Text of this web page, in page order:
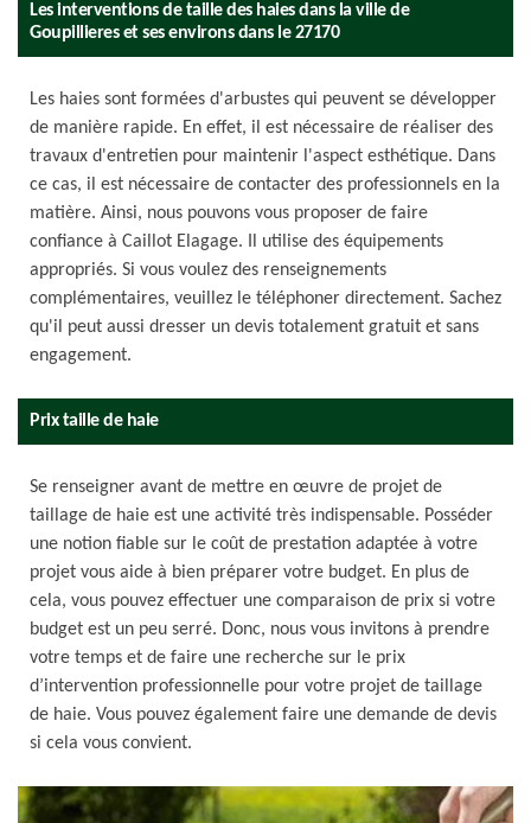
Les interventions de taille des haies dans la ville de
Goupillieres et ses environs dans le 27170
Les haies sont formées d'arbustes qui peuvent se développer
de manière rapide. En effet, il est nécessaire de réaliser des
travaux d'entretien pour maintenir l'aspect esthétique. Dans
ce cas, il est nécessaire de contacter des professionnels en la
matière. Ainsi, nous pouvons vous proposer de faire
confiance à Caillot Elagage. Il utilise des équipements
appropriés. Si vous voulez des renseignements
complémentaires, veuillez le téléphoner directement. Sachez
qu'il peut aussi dresser un devis totalement gratuit et sans
engagement.
Prix taille de haie
Se renseigner avant de mettre en œuvre de projet de
taillage de haie est une activité très indispensable. Posséder
une notion fiable sur le coût de prestation adaptée à votre
projet vous aide à bien préparer votre budget. En plus de
cela, vous pouvez effectuer une comparaison de prix si votre
budget est un peu serré. Donc, nous vous invitons à prendre
votre temps et de faire une recherche sur le prix
d’intervention professionnelle pour votre projet de taillage
de haie. Vous pouvez également faire une demande de devis
si cela vous convient.